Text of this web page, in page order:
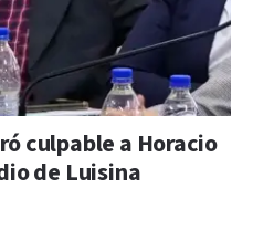
culpable a Horacio
de Luisina